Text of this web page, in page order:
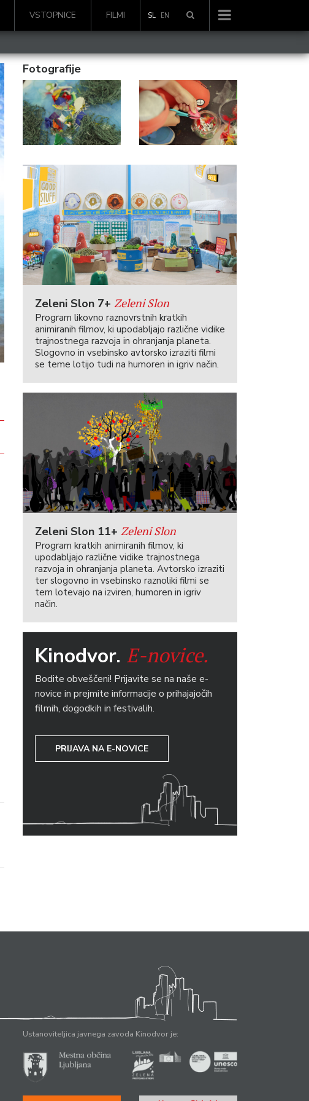
VSTOPNICE FILMI SL EN
Fotografije
Zeleni Slon 7+ Zeleni Slon
Program likovno raznovrstnih kratkih
animiranih filmov, ki upodabljajo različne vidike
trajnostnega razvoja in ohranjanja planeta.
Slogovno in vsebinsko avtorsko izraziti filmi
se teme lotijo tudi na humoren in igriv način.
Zeleni Slon 11+ Zeleni Slon
Program kratkih animiranih filmov, ki
upodabljajo različne vidike trajnostnega
razvoja in ohranjanja planeta. Avtorsko izraziti
ter slogovno in vsebinsko raznoliki filmi se
tem lotevajo na izviren, humoren in igriv
način.
Kinodvor. E-novice.
Bodite obveščeni! Prijavite se na naše e-
novice in prejmite informacije o prihajajočih
filmih, dogodkih in festivalih.
PRIJAVA NA E-NOVICE
Ustanoviteljica javnega zavoda Kinodvor je: